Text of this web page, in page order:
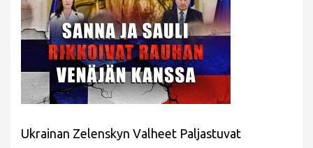
Ukrainan Zelenskyn Valheet Paljastuvat